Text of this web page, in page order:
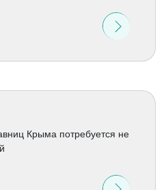
Крыма потребуется не